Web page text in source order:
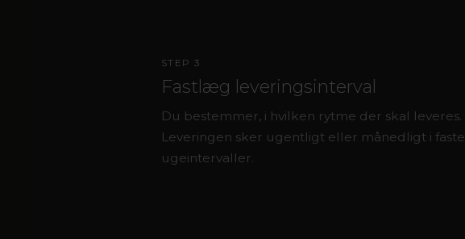
STEP 3
Fastlæg leveringsinterval
Du bestemmer, i hvilken rytme der skal leveres.
Leveringen sker ugentligt eller månedligt i faste
ugeintervaller.